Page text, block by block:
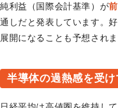
純利益（国際会計基準）が
通しだと発表しています。
展開になることも予想されま
半導体の過熱感を受